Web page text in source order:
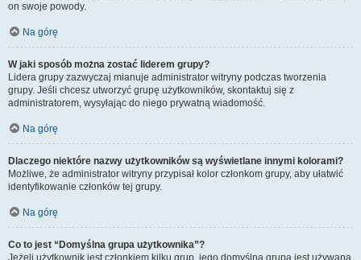
on swoje powody.
Na górę
W jaki sposób można zostać liderem grupy?
Lidera grupy zazwyczaj mianuje administrator witryny podczas tworzenia
grupy. Jeśli chcesz utworzyć grupę użytkowników, skontaktuj się z
administratorem, wysyłając do niego prywatną wiadomość.
Na górę
Dlaczego niektóre nazwy użytkowników są wyświetlane innymi kolorami?
Możliwe, że administrator witryny przypisał kolor członkom grupy, aby ułatwić
identyfikowanie członków tej grupy.
Na górę
Co to jest “Domyślna grupa użytkownika”?
Jeżeli użytkownik jest członkiem kilku grup, jego domyślna grupa jest używana